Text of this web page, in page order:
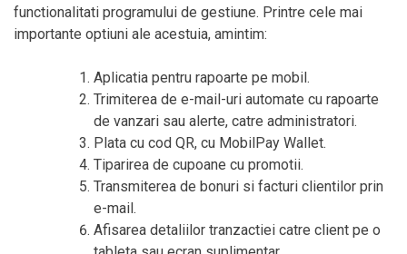
functionalitati programului de gestiune. Printre cele mai
importante optiuni ale acestuia, amintim:
Aplicatia pentru rapoarte pe mobil.
Trimiterea de e-mail-uri automate cu rapoarte
de vanzari sau alerte, catre administratori.
Plata cu cod QR, cu MobilPay Wallet.
Tiparirea de cupoane cu promotii.
Transmiterea de bonuri si facturi clientilor prin
e-mail.
Afisarea detaliilor tranzactiei catre client pe o